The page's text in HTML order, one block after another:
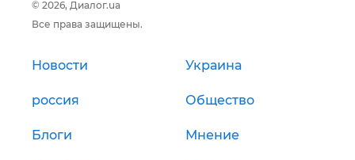
© 2026, Диалог.ua
Все права защищены.
Новости Украина
россия Общество
Блоги Мнение